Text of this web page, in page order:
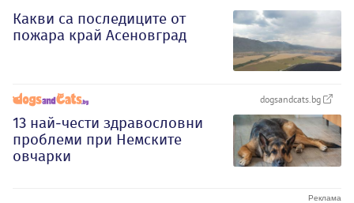
Какви са последиците от
пожара край Асеновград
dogsandcats.bg
13 най-чести здравословни
проблеми при Немските
овчарки